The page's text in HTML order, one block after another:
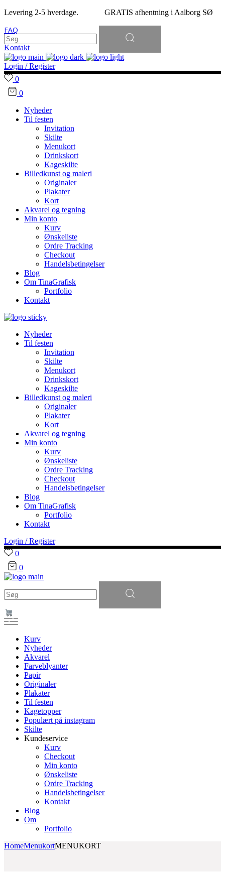
Levering 2-5 hverdage. GRATIS afhentning i Aalborg SØ
FAQ
Kontakt
Søg
efter:
Login / Register
0
0
Nyheder
Til festen
Invitation
Skilte
Menukort
Drinkskort
Kageskilte
Billedkunst og maleri
Originaler
Plakater
Kort
Akvarel og tegning
Min konto
Kurv
Ønskeliste
Ordre Tracking
Checkout
Handelsbetingelser
Blog
Om TinaGrafisk
Portfolio
Kontakt
Nyheder
Til festen
Invitation
Skilte
Menukort
Drinkskort
Kageskilte
Billedkunst og maleri
Originaler
Plakater
Kort
Akvarel og tegning
Min konto
Kurv
Ønskeliste
Ordre Tracking
Checkout
Handelsbetingelser
Blog
Om TinaGrafisk
Portfolio
Kontakt
Login / Register
0
0
efter:
Kurv
Nyheder
Akvarel
Farveblyanter
Papir
Originaler
Plakater
Til festen
Kagetopper
Populært på instagram
Skilte
Kundeservice
Kurv
Checkout
Min konto
Ønskeliste
Ordre Tracking
Handelsbetingelser
Kontakt
Blog
Om
Portfolio
HomeMenukortMENUKORT